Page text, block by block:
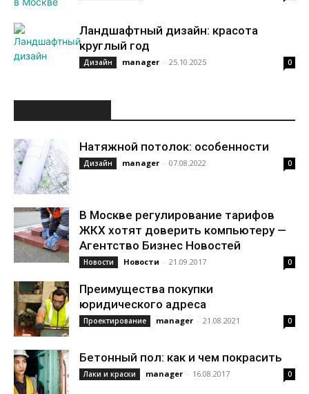
Ландшафтный дизайн: красота
круглый год
Дизайн manager - 25.10.2025 0
Натяжной потолок: особенности
Дизайн manager - 07.08.2022 0
В Москве регулирование тарифов
ЖКХ хотят доверить компьютеру —
Агентство Бизнес Новостей
Новости Новости - 21.09.2017 0
Преимущества покупки
юридического адреса
Проектирование manager - 21.08.2021 0
Бетонный пол: как и чем покрасить
Лаки и краски manager - 16.08.2017 0